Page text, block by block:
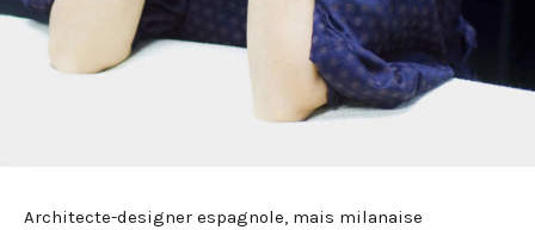
Architecte-designer espagnole, mais milanaise